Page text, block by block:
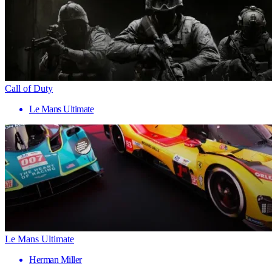
Call of Duty
Le Mans Ultimate
Le Mans Ultimate
Herman Miller